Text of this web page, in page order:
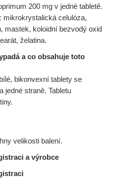
200 mg v jedné tabletě.
mikrokrystalická celulóza,
mastek, koloidní bezvodý oxid
želatina.
a co obsahuje toto
bikonvexní tablety se
jedné straně. Tabletu
velikosti balení.
a výrobce